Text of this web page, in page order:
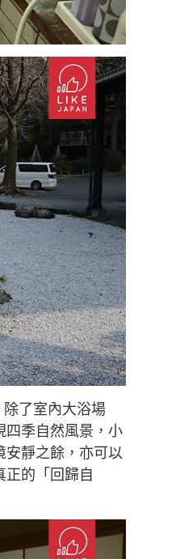
了室內大浴場
四季自然風景，小
靜之餘，亦可以
正的「回歸自